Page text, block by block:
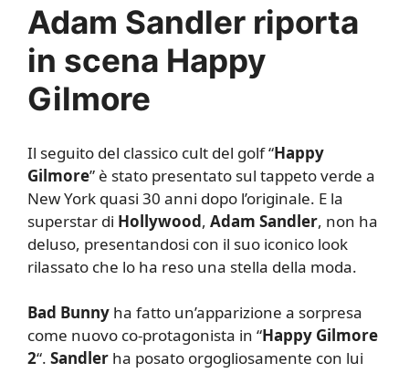
Adam Sandler riporta
in scena Happy
Gilmore
Il seguito del classico cult del golf “Happy
Gilmore” è stato presentato sul tappeto verde a
New York quasi 30 anni dopo l’originale. E la
superstar di Hollywood, Adam Sandler, non ha
deluso, presentandosi con il suo iconico look
rilassato che lo ha reso una stella della moda.
Bad Bunny ha fatto un’apparizione a sorpresa
come nuovo co-protagonista in “Happy Gilmore
2“. Sandler ha posato orgogliosamente con lui